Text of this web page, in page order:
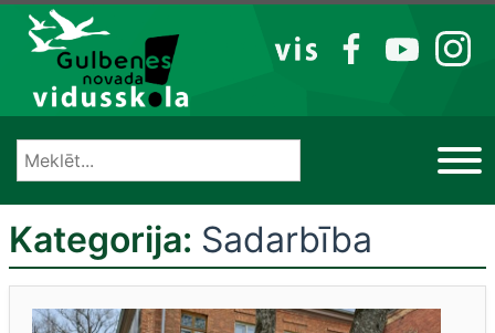
Izlaist
VIS
FB YT IG
Kategorija: Sadarbība